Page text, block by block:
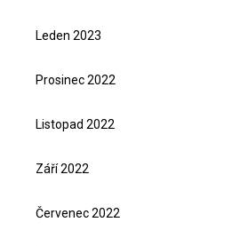
Leden 2023
Prosinec 2022
Listopad 2022
Září 2022
Červenec 2022